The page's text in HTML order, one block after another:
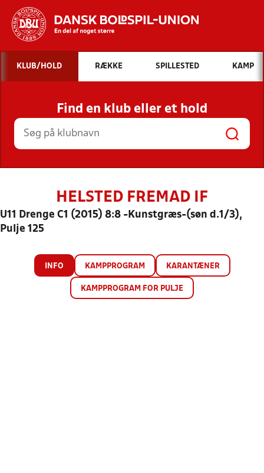
Hvad vil du søge efter?
INDHOLD OG NYHEDER
STILLINGER, RESULTATER, KLUBBER OG
HOLD
KLUB/HOLD RÆKKE SPILLESTED KAMP
Find en klub eller et hold
HELSTED FREMAD IF
U11 Drenge C1 (2015) 8:8 -Kunstgræs-(søn d.1/3),
Pulje 125
INFO KAMPPROGRAM KARANTÆNER
KAMPPROGRAM FOR PULJE